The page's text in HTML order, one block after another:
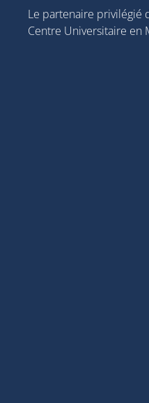
Le partenaire privilégié
Centre Universitaire en